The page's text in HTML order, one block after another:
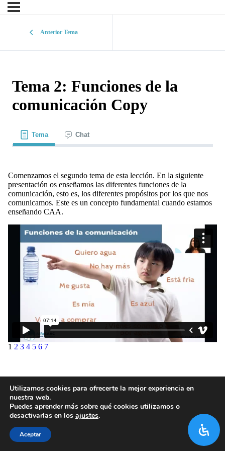
Anterior Tema
Tema 2: Funciones de la
comunicación Copy
Tema Chat
Comenzamos el segundo tema de esta lección. En la siguiente
presentación os enseñamos las diferentes funciones de la
comunicación, esto es, los diferentes propósitos por los que nos
comunicamos. Este es un concepto fundamental cuando estamos
enseñando CAA.
1 2 3 4 5 6 7
Utilizamos cookies para ofrecerte la mejor experiencia en
nuestra web.
Puedes aprender más sobre qué cookies utilizamos o
desactivarlas en los ajustes.
Aceptar